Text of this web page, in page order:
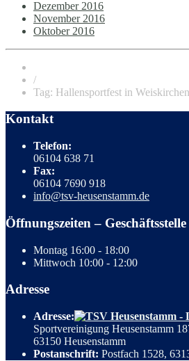
Dezember 2016
November 2016
Oktober 2016
/
Tag: Hallensportfest in Weiskirchen
Kontakt
Telefon:
06104 638 71
Fax:
06104 7690 918
info@tsv-heusenstamm.de
Öffnungszeiten – Geschäftsstelle
Montag 16:00 - 18:00
Mittwoch 10:00 - 12:00
Adresse
Adresse:
Sportvereinigung Heusenstamm
63150 Heusenstamm
Postanschrift: Postfach 1528,